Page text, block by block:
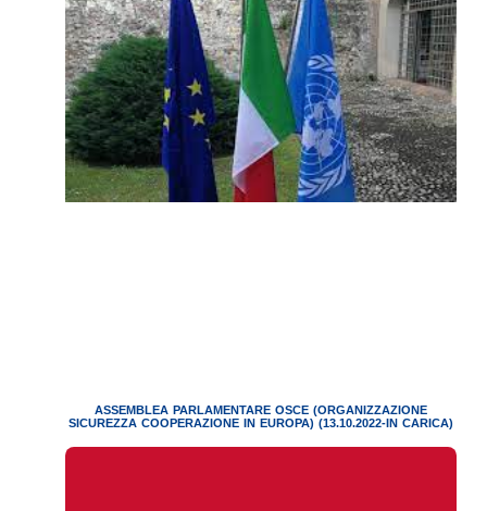
ASSEMBLEA PARLAMENTARE OSCE (ORGANIZZAZIONE
SICUREZZA COOPERAZIONE IN EUROPA) (13.10.2022-IN CARICA)